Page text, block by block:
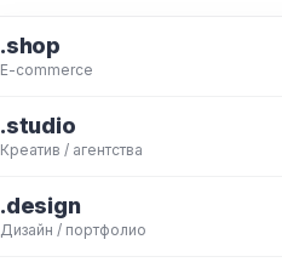
.shop
E-commerce
.studio
Креатив / агентства
.design
Дизайн / портфолио